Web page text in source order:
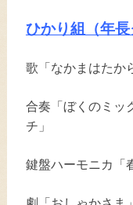
ひかり組（年長
歌「なかまはたか
合奏「ぼくのミッ
チ」
鍵盤ハーモニカ「